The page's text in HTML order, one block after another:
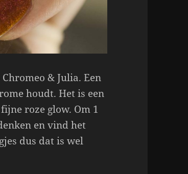
& Julia. Een
houdt. Het is een
roze glow. Om 1
en vind het
dus dat is wel